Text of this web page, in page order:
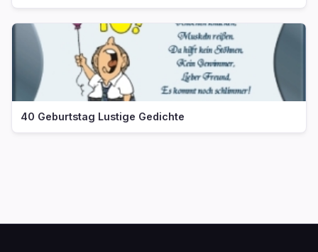
40 Geburtstag Lustige Gedichte